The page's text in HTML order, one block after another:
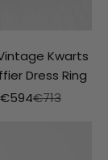
Kwarts
Dress Ring
Normale
€713